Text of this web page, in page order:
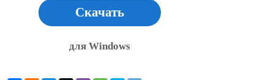
Скачать
для Windows